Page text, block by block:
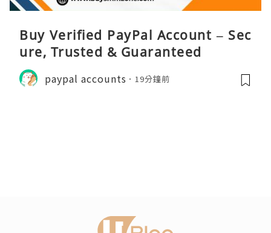
Buy Verified PayPal Account – Sec
ure, Trusted & Guaranteed
paypal accounts 19分鐘前